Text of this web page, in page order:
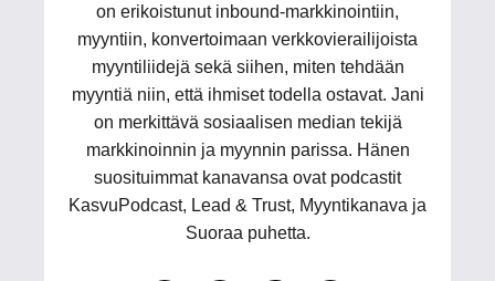
on erikoistunut inbound-markkinointiin,
myyntiin, konvertoimaan verkkovierailijoista
myyntiliidejä sekä siihen, miten tehdään
myyntiä niin, että ihmiset todella ostavat. Jani
on merkittävä sosiaalisen median tekijä
markkinoinnin ja myynnin parissa. Hänen
suosituimmat kanavansa ovat podcastit
KasvuPodcast, Lead & Trust, Myyntikanava ja
Suoraa puhetta.